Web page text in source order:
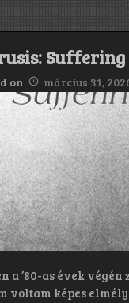
Suffering
on március 31,
a ’80-as évek
voltam képes